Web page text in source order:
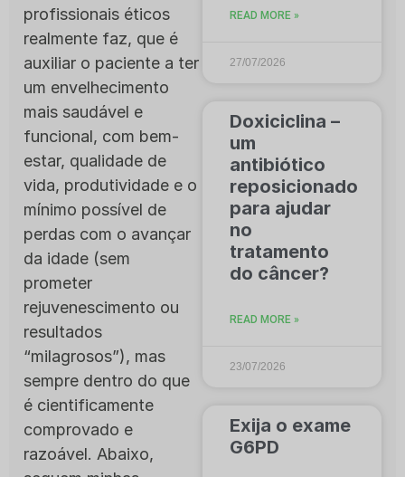
profissionais éticos
realmente faz, que é
auxiliar o paciente a ter
um envelhecimento
mais saudável e
funcional, com bem-
estar, qualidade de
vida, produtividade e o
mínimo possível de
perdas com o avançar
da idade (sem
prometer
rejuvenescimento ou
resultados
“milagrosos”), mas
sempre dentro do que
é cientificamente
comprovado e
razoável. Abaixo,
READ MORE »
27/07/2026
Doxiciclina –
um
antibiótico
reposicionado
para ajudar
no
tratamento
do câncer?
READ MORE »
23/07/2026
Exija o exame
G6PD